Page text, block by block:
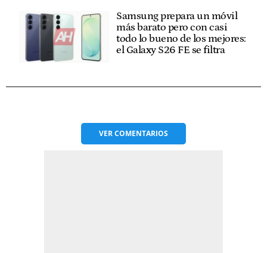
Samsung prepara un móvil
más barato pero con casi
todo lo bueno de los mejores:
el Galaxy S26 FE se filtra
VERCOMENTARIOS